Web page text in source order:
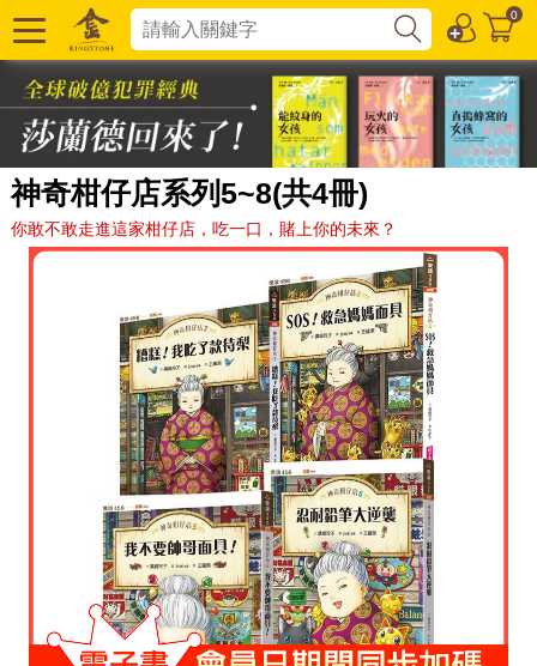
0
神奇柑仔店系列5~8(共4冊)
你敢不敢走進這家柑仔店，吃一口，賭上你的未來？